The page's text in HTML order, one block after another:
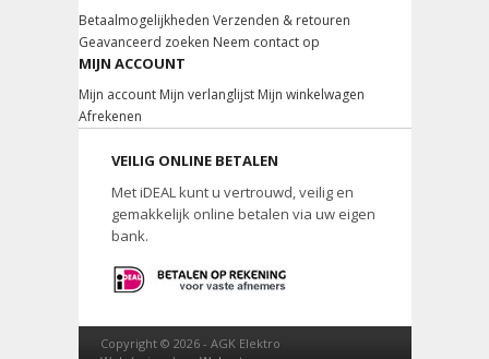
Betaalmogelijkheden Verzenden & retouren
Geavanceerd zoeken Neem contact op
MIJN ACCOUNT
Mijn account Mijn verlanglijst Mijn winkelwagen
Afrekenen
VEILIG ONLINE BETALEN
Met iDEAL kunt u vertrouwd, veilig en
gemakkelijk online betalen via uw eigen
bank.
Copyright © 2026 - AGK Elektro